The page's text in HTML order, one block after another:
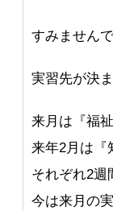
すみません
実習先が決
来月は『福
来年2月は『
それぞれ2週
今は来月の